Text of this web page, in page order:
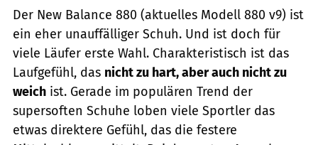
Der New Balance 880 (aktuelles Modell 880 v9) ist
ein eher unauffälliger Schuh. Und ist doch für
viele Läufer erste Wahl. Charakteristisch ist das
Laufgefühl, das nicht zu hart, aber auch nicht zu
weich ist. Gerade im populären Trend der
supersoften Schuhe loben viele Sportler das
etwas direktere Gefühl, das die festere